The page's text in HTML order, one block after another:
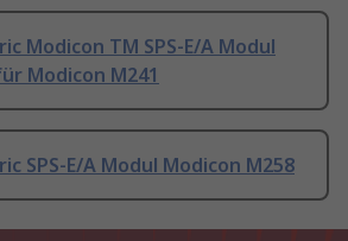
Modicon TM SPS-E/A Modul
Modicon M241
SPS-E/A Modul Modicon M258